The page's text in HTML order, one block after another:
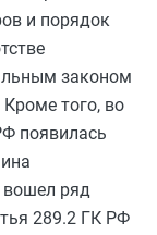
и порядок
законом
Кроме того, во
появилась
вошел ряд
289.2 ГК РФ